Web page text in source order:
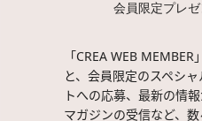
会員限定プレゼ
「CREA WEB
と、会員限定のスペシ
トへの応募、最新の情
マガジンの受信など、